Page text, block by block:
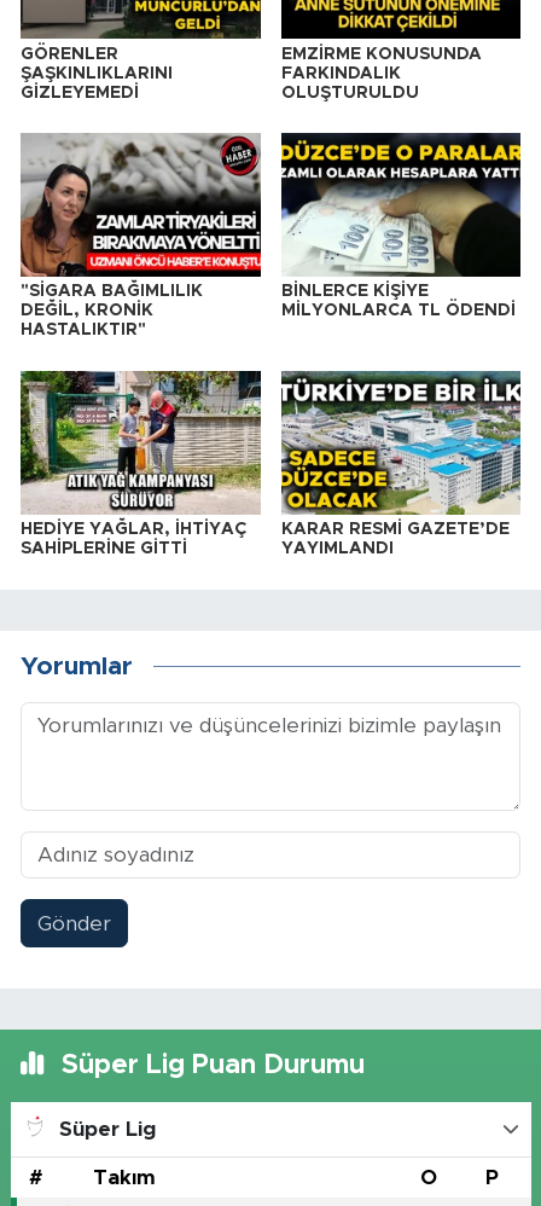
GÖRENLER
ŞAŞKINLIKLARINI
GİZLEYEMEDİ
EMZİRME KONUSUNDA
FARKINDALIK
OLUŞTURULDU
"SİGARA BAĞIMLILIK
DEĞİL, KRONİK
HASTALIKTIR"
BİNLERCE KİŞİYE
MİLYONLARCA TL ÖDENDİ
HEDİYE YAĞLAR, İHTİYAÇ
SAHİPLERİNE GİTTİ
KARAR RESMİ GAZETE’DE
YAYIMLANDI
Yorumlar
Gönder
Süper Lig Puan Durumu
Süper Lig
# Takım O P